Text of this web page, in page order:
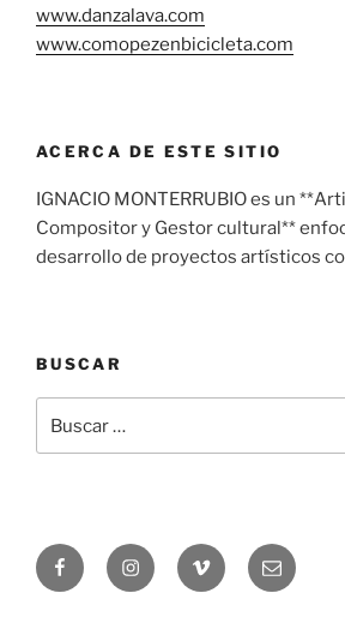
www.danzalava.com
www.comopezenbicicleta.com
ACERCA DE ESTE SITIO
IGNACIO MONTERRUBIO es un
Compositor y Gestor cultural**
desarrollo de proyectos artísticos
BUSCAR
por:
FacebookInstagramVimeo Correo